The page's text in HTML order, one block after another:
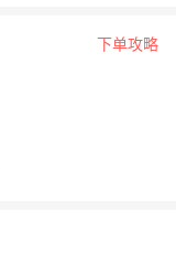
下单攻略